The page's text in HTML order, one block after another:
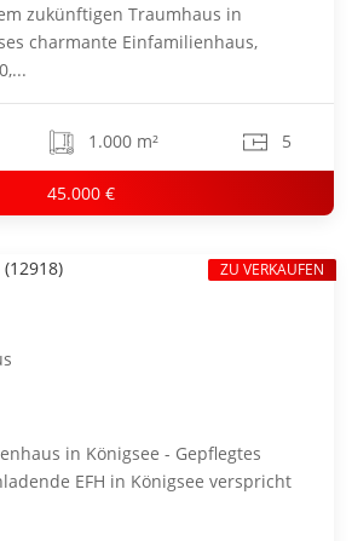
zukünftigen Traumhaus in
charmante Einfamilienhaus,
1.000 m² 5
45.000 €
in Königsee - Gepflegtes
EFH in Königsee verspricht
ZU VERKAUFEN